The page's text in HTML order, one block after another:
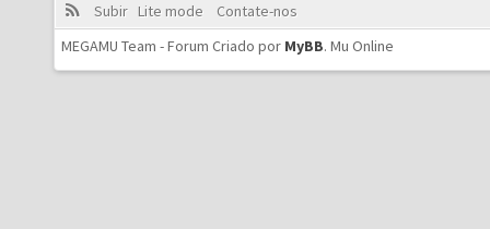
Subir Lite mode
Contate-nos
MEGAMU Team - Forum Criado por MyBB. Mu Online